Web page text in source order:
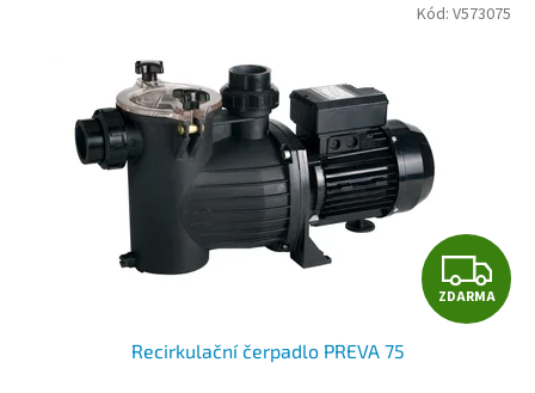
Z
D
ZDARMA
Recirkulační čerpadlo PREVA 75
Kód: V573075